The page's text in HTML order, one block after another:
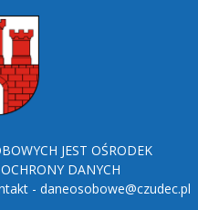
JEST OŚRODEK
DANYCH
- daneosobowe@czudec.pl